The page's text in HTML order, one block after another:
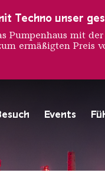
Events
in Rot
Weltkulturerbe
Techno unser
Pumpenhaus mit
ermäßigten Preis